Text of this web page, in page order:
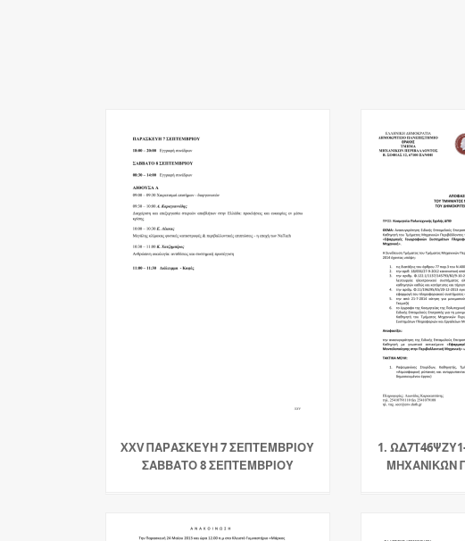
XXV ΠΑΡΑΣΚΕΥΗ 7 ΣΕΠΤΕΜΒΡΙΟΥ
ΣΑΒΒΑΤΟ 8 ΣΕΠΤΕΜΒΡΙΟΥ
1.
ΜΗΧΑΝΙΚΏΝ